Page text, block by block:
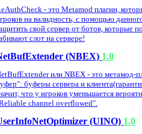
- это Metamod плагин,
на валидность, с помощью
свой сервер от ботов, которые
слот на сервере!
(NBEX) 1.0
или NBEX - это метамод-
буферы сервера и
что у игроков уменьшается
channel overflowed".
(UINO) 1.0